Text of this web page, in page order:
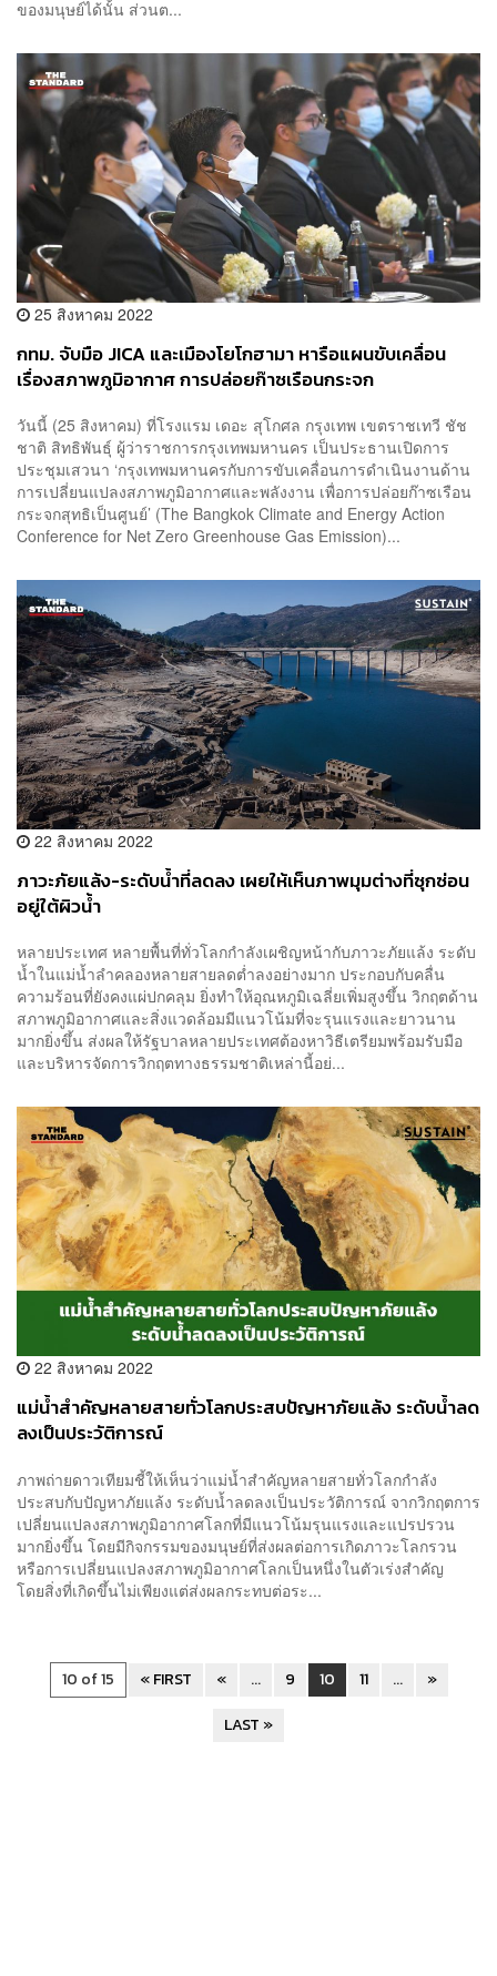
ของมนุษย์ได้นั้น ส่วนต...
25 สิงหาคม 2022
กทม. จับมือ JICA และเมืองโยโกฮามา หารือแผนขับเคลื่อน
เรื่องสภาพภูมิอากาศ การปล่อยก๊าซเรือนกระจก
วันนี้ (25 สิงหาคม) ที่โรงแรม เดอะ สุโกศล กรุงเทพ เขตราชเทวี ชัช
ชาติ สิทธิพันธุ์ ผู้ว่าราชการกรุงเทพมหานคร เป็นประธานเปิดการ
ประชุมเสวนา ‘กรุงเทพมหานครกับการขับเคลื่อนการดำเนินงานด้าน
การเปลี่ยนแปลงสภาพภูมิอากาศและพลังงาน เพื่อการปล่อยก๊าซเรือน
กระจกสุทธิเป็นศูนย์’ (The Bangkok Climate and Energy Action
Conference for Net Zero Greenhouse Gas Emission)...
22 สิงหาคม 2022
ภาวะภัยแล้ง-ระดับน้ำที่ลดลง เผยให้เห็นภาพมุมต่างที่ซุกซ่อน
อยู่ใต้ผิวน้ำ
หลายประเทศ หลายพื้นที่ทั่วโลกกำลังเผชิญหน้ากับภาวะภัยแล้ง ระดับ
น้ำในแม่น้ำลำคลองหลายสายลดต่ำลงอย่างมาก ประกอบกับคลื่น
ความร้อนที่ยังคงแผ่ปกคลุม ยิ่งทำให้อุณหภูมิเฉลี่ยเพิ่มสูงขึ้น วิกฤตด้าน
สภาพภูมิอากาศและสิ่งแวดล้อมมีแนวโน้มที่จะรุนแรงและยาวนาน
มากยิ่งขึ้น ส่งผลให้รัฐบาลหลายประเทศต้องหาวิธีเตรียมพร้อมรับมือ
และบริหารจัดการวิกฤตทางธรรมชาติเหล่านี้อย่...
22 สิงหาคม 2022
แม่น้ำสำคัญหลายสายทั่วโลกประสบปัญหาภัยแล้ง ระดับน้ำลด
ลงเป็นประวัติการณ์
ภาพถ่ายดาวเทียมชี้ให้เห็นว่าแม่น้ำสำคัญหลายสายทั่วโลกกำลัง
ประสบกับปัญหาภัยแล้ง ระดับน้ำลดลงเป็นประวัติการณ์ จากวิกฤตการ
เปลี่ยนแปลงสภาพภูมิอากาศโลกที่มีแนวโน้มรุนแรงและแปรปรวน
มากยิ่งขึ้น โดยมีกิจกรรมของมนุษย์ที่ส่งผลต่อการเกิดภาวะโลกรวน
หรือการเปลี่ยนแปลงสภาพภูมิอากาศโลกเป็นหนึ่งในตัวเร่งสำคัญ
โดยสิ่งที่เกิดขึ้นไม่เพียงแต่ส่งผลกระทบต่อระ...
10 of 15 « FIRST « ... 9 10 11 ...
»
LAST »